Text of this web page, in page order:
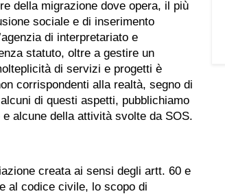
della migrazione dove opera, il più
sociale e di inserimento
di interpretariato e
statuto, oltre a gestire un
di servizi e progetti è
corrispondenti alla realtà, segno di
di questi aspetti, pubblichiamo
alcune della attività svolte da SOS.
creata ai sensi degli artt. 60 e
al codice civile, lo scopo di